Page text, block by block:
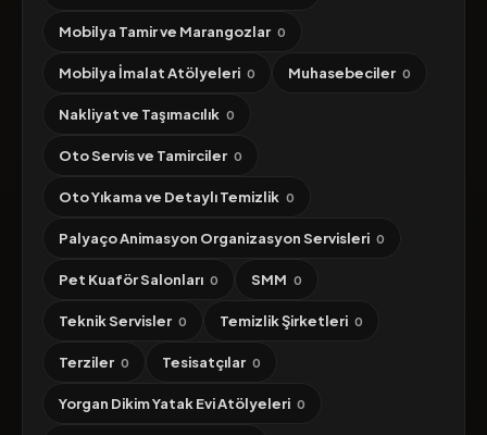
Mobilya Tamir ve Marangozlar 0
Mobilya İmalat Atölyeleri 0 Muhasebeciler 0
Nakliyat ve Taşımacılık 0
Oto Servis ve Tamirciler 0
Oto Yıkama ve Detaylı Temizlik 0
Palyaço Animasyon Organizasyon Servisleri 0
Pet Kuaför Salonları 0 SMM 0
Teknik Servisler 0 Temizlik Şirketleri 0
Terziler 0 Tesisatçılar 0
Yorgan Dikim Yatak Evi Atölyeleri 0